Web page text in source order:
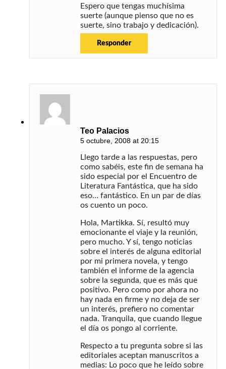
Espero que tengas muchísima
suerte (aunque pienso que no es
suerte, sino trabajo y dedicación).
Responder
Teo Palacios
5 octubre, 2008 at 20:15
Llego tarde a las respuestas, pero
como sabéis, este fin de semana ha
sido especial por el Encuentro de
Literatura Fantástica, que ha sido
eso… fantástico. En un par de días
os cuento un poco.
Hola, Martikka. Sí, resultó muy
emocionante el viaje y la reunión,
pero mucho. Y sí, tengo noticias
sobre el interés de alguna editorial
por mi primera novela, y tengo
también el informe de la agencia
sobre la segunda, que es más que
positivo. Pero como por ahora no
hay nada en firme y no deja de ser
un interés, prefiero no comentar
nada. Tranquila, que cuando llegue
el día os pongo al corriente.
Respecto a tu pregunta sobre si las
editoriales aceptan manuscritos a
medias: Lo poco que he leído sobre